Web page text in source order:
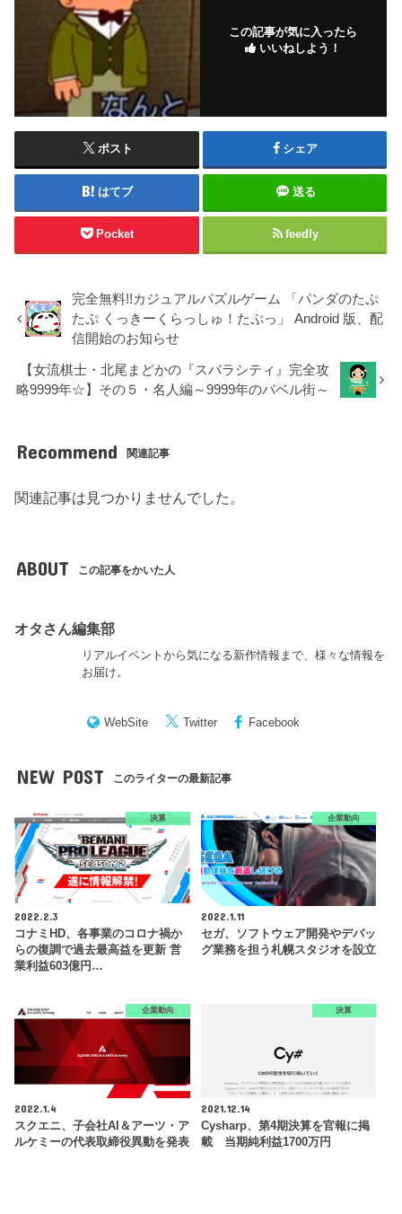
この記事が気に入ったら
いいねしよう！
ポスト シェア
はてブ 送る
Pocket feedly
完全無料!!カジュアルパズルゲーム 「パンダのたぷ
たぷ くっきーくらっしゅ！たぷっ」 Android 版、配
信開始のお知らせ
【女流棋士・北尾まどかの『スバラシティ』完全攻
略9999年☆】その５・名人編～9999年のバベル街～
Recommend 関連記事
関連記事は見つかりませんでした。
ABOUT この記事をかいた人
オタさん編集部
リアルイベントから気になる新作情報まで、様々な情報を
お届け。
WebSite Twitter Facebook
NEW POST このライターの最新記事
決算
2022.2.3
コナミHD、各事業のコロナ禍か
らの復調で過去最高益を更新 営
業利益603億円…
企業動向
2022.1.11
セガ、ソフトウェア開発やデバッ
グ業務を担う札幌スタジオを設立
企業動向
2022.1.4
スクエニ、子会社AI＆アーツ・ア
ルケミーの代表取締役異動を発表
決算
2021.12.14
Cysharp、第4期決算を官報に掲
載 当期純利益1700万円